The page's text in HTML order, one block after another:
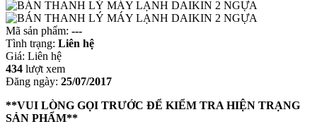
Mã sản phẩm: ---
Tình trạng: Liên hệ
Giá: Liên hệ
434 lượt xem
Đăng ngày: 25/07/2017
**VUI LÒNG GỌI TRƯỚC ĐỂ KIỂM TRA HIỆN TRẠNG
SẢN PHẨM**